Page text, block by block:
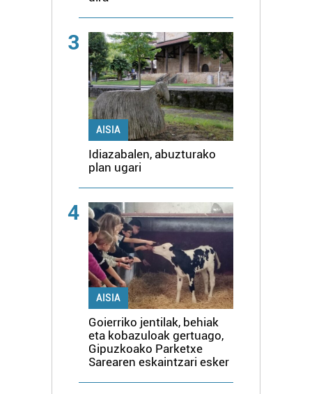
3
AISIA
Idiazabalen, abuzturako
plan ugari
4
AISIA
Goierriko jentilak, behiak
eta kobazuloak gertuago,
Gipuzkoako Parketxe
Sarearen eskaintzari esker